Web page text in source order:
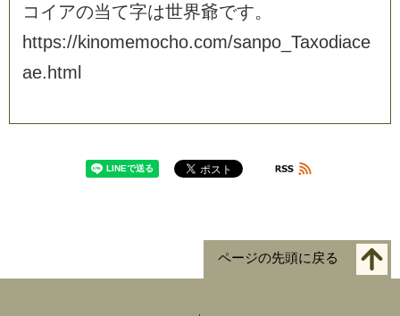
コ イ アの当て字は世界爺です。
https://kinomemocho.com/sanpo Taxodiace
ae.html
ページの先頭に戻る